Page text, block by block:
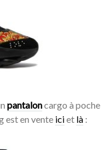
pantaloncargo à poche
est en vente iciet là :